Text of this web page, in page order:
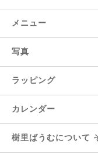
メニュー
写真
ラッピング
カレンダー
樹里ばうむについて